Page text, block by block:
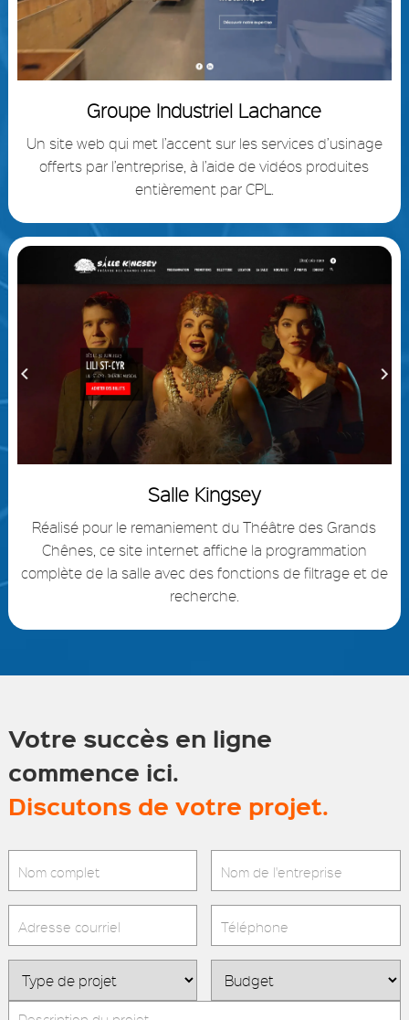
Groupe Industriel Lachance
Un site web qui met l’accent sur les services d’usinage
offerts par l’entreprise, à l’aide de vidéos produites
entièrement par CPL.
Salle Kingsey
Réalisé pour le remaniement du Théâtre des Grands
Chênes, ce site internet affiche la programmation
complète de la salle avec des fonctions de filtrage et de
recherche.
Votre succès en ligne
commence ici.
Discutons de votre projet.